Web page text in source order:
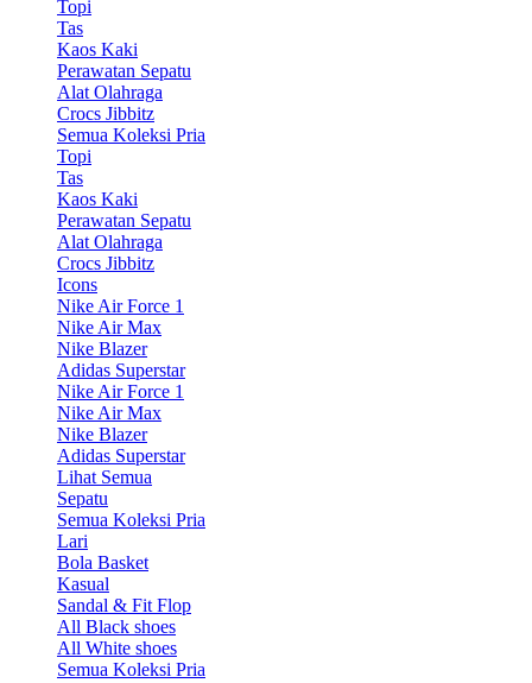
Topi
Tas
Kaos Kaki
Perawatan Sepatu
Alat Olahraga
Crocs Jibbitz
Semua Koleksi Pria
Topi
Tas
Kaos Kaki
Perawatan Sepatu
Alat Olahraga
Crocs Jibbitz
Icons
Nike Air Force 1
Nike Air Max
Nike Blazer
Adidas Superstar
Nike Air Force 1
Nike Air Max
Nike Blazer
Adidas Superstar
Lihat Semua
Sepatu
Semua Koleksi Pria
Lari
Bola Basket
Kasual
Sandal & Fit Flop
All Black shoes
All White shoes
Semua Koleksi Pria